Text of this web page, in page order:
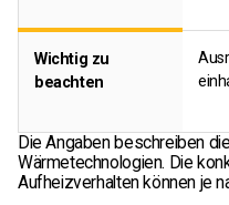
Wichtig zu
beachten
Die Angaben beschreiben
Wärmetechnologien. Die
Aufheizverhalten können je